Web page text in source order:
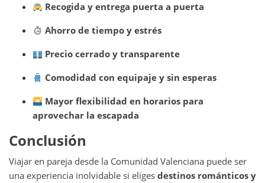
Recogida y entrega puerta a puerta
Ahorro de tiempo y estrés
Precio cerrado y transparente
Comodidad con equipaje y sin esperas
Mayor flexibilidad en horarios para
aprovechar la escapada
Conclusión
Viajar en pareja desde la Comunidad Valenciana puede ser
una experiencia inolvidable si eliges destinos románticos y